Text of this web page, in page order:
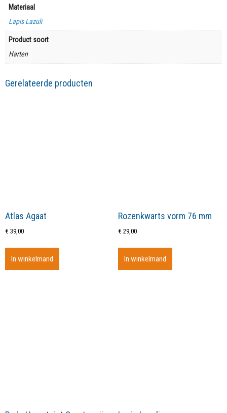
Materiaal
Lapis Lazuli
Product soort
Harten
Gerelateerde producten
Atlas Agaat
€ 39,00
In winkelmand
Rozenkwarts vorm 76 mm
€ 29,00
In winkelmand